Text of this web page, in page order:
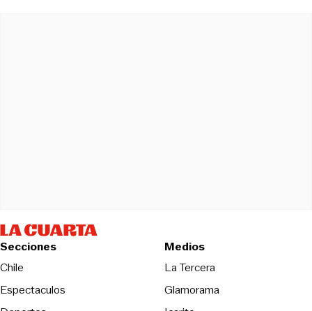
Secciones
Chile
Espectaculos
Medios
La TerceraOpens in new
Glamorama